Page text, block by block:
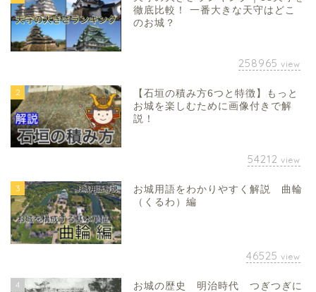
徹底比較！ 一番大きな天守はどこ
のお城？
258965 view
2
【石垣の積み方6つと特徴】もっと
お城を楽しむために画像付きで解
説！
54212 view
3
お城用語をわかりやすく解説 曲輪
（くるわ）編
46525 view
4
お城の歴史 明治時代 つぎつぎに